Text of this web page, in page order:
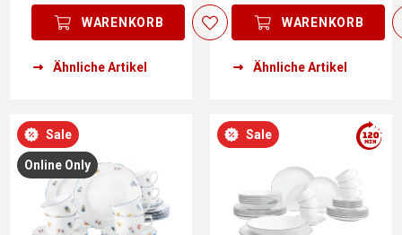
WARENKORB
Ähnliche Artikel
WARENKORB
Ähnliche Artikel
Sale
Online Only
Sale